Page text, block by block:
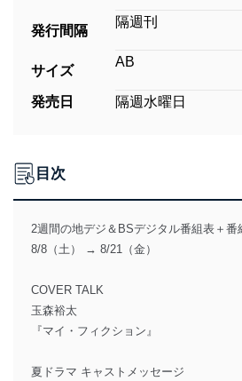
発行間隔
隔週刊
サイズ
AB
発売日 隔週水曜日
目次
2週間の地デジ＆BSデジタル番組表＋番
8/8（土） → 8/21（金）
COVER TALK
玉森裕太
『マイ・フィクション』
夏ドラマ キャストメッセージ